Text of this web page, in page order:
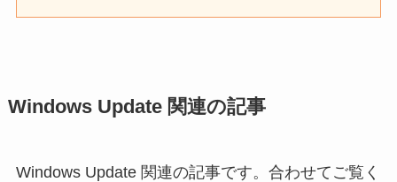
Windows Update 関連の記事
Windows Update 関連の記事です。合わせてご覧く